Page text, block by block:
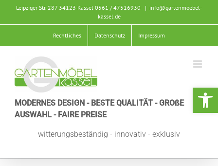
springen
Leipziger Str. 287 34123 Kassel 0561 / 47516930 | info@gartenmoebel-
kassel.de
Rechtliches Datenschutz Impressum
MODERNES DESIGN - BESTE QUALITÄT - GROßE
AUSWAHL - FAIRE PREISE
witterungsbeständig - innovativ - exklusiv